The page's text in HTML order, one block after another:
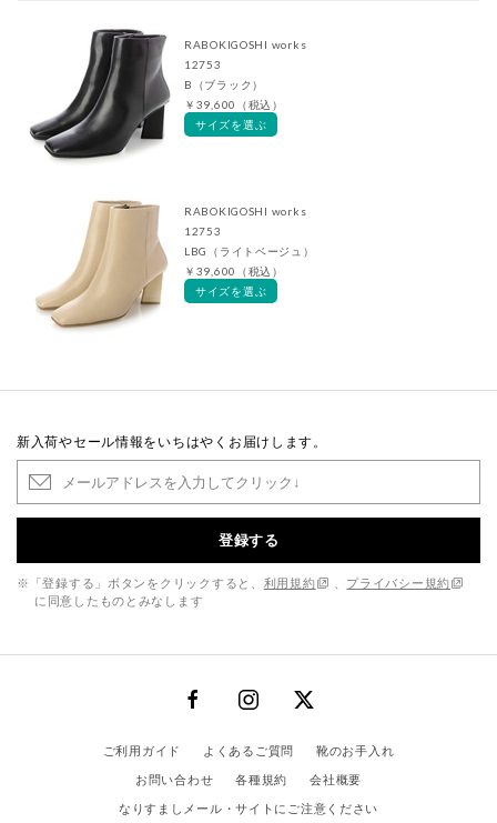
RABOKIGOSHI works
12753
B（ブラック）
￥39,600（税込）
サイズを選ぶ
RABOKIGOSHI works
12753
LBG（ライトベージュ）
￥39,600（税込）
サイズを選ぶ
新入荷やセール情報をいちはやくお届けします。
登録する
※「登録する」ボタンをクリックすると、 利用規約
プライバシー規約
に同意したものとみなします
ご利用ガイド よくあるご質問
靴のお手入れ
お問い合わせ
各種規約
会社概要
なりすましメール・サイトにご注意ください